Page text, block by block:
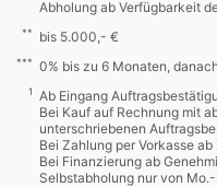
Abholung ab Verfügbarkeit
** bis 5.000,- €
*** 0% bis zu 6 Monaten,
1
Ab Eingang
Bei Kauf auf Rechnung mit
unterschriebenen
Bei Zahlung per Vorkasse
Bei Finanzierung ab
Selbstabholung nur von